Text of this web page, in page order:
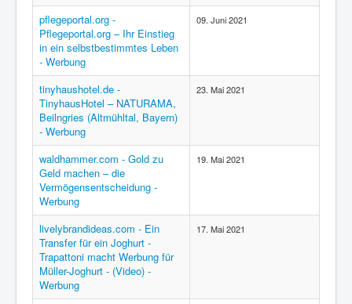
pflegeportal.org -
Pflegeportal.org – Ihr Einstieg
in ein selbstbestimmtes Leben
- Werbung
09. Juni 2021
tinyhaushotel.de -
TinyhausHotel – NATURAMA,
Beilngries (Altmühltal, Bayern)
- Werbung
23. Mai 2021
waldhammer.com - Gold zu
Geld machen – die
Vermögensentscheidung -
Werbung
19. Mai 2021
livelybrandideas.com - Ein
Transfer für ein Joghurt -
Trapattoni macht Werbung für
Müller-Joghurt - (Video) -
Werbung
17. Mai 2021